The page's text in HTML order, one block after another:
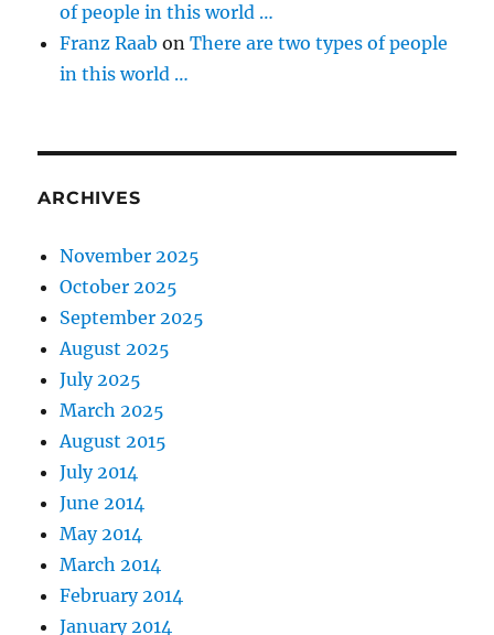
of people in this world …
Franz Raab onThere are two types of people
in this world …
ARCHIVES
November 2025
October 2025
September 2025
August 2025
July 2025
March 2025
August 2015
July 2014
June 2014
May 2014
March 2014
February 2014
January 2014